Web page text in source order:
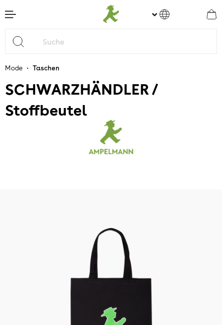
springen
Mode • Taschen
SCHWARZHÄNDLER /
Stoffbeutel